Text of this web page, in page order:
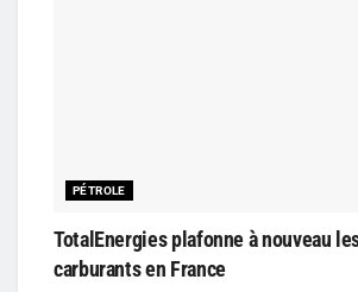
PÉTROLE
TotalEnergies plafonne à nouveau
carburants en France